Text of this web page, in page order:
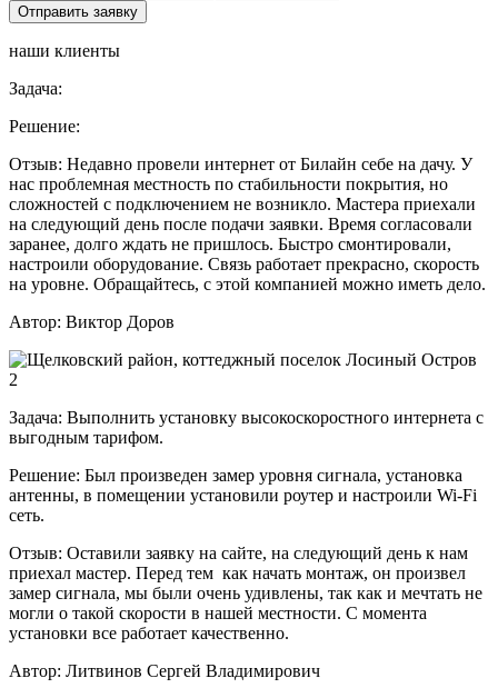
наши клиенты
Задача:
Решение:
Отзыв: Недавно провели интернет от Билайн себе на дачу. У
нас проблемная местность по стабильности покрытия, но
сложностей с подключением не возникло. Мастера приехали
на следующий день после подачи заявки. Время согласовали
заранее, долго ждать не пришлось. Быстро смонтировали,
настроили оборудование. Связь работает прекрасно, скорость
на уровне. Обращайтесь, с этой компанией можно иметь дело.
Автор: Виктор Доров
Задача: Выполнить установку высокоскоростного интернета с
выгодным тарифом.
Решение: Был произведен замер уровня сигнала, установка
антенны, в помещении установили роутер и настроили Wi-Fi
сеть.
Отзыв: Оставили заявку на сайте, на следующий день к нам
приехал мастер. Перед тем как начать монтаж, он произвел
замер сигнала, мы были очень удивлены, так как и мечтать не
могли о такой скорости в нашей местности. С момента
установки все работает качественно.
Автор: Литвинов Сергей Владимирович